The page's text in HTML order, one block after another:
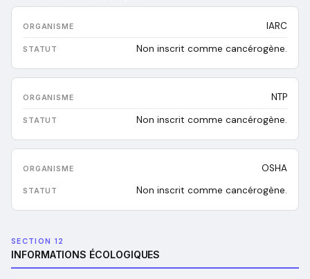
IARC
Non inscrit comme cancérogène.
NTP
Non inscrit comme cancérogène.
OSHA
Non inscrit comme cancérogène.
SECTION 12
INFORMATIONS ÉCOLOGIQUES